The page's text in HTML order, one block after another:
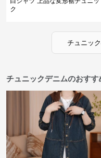
ク
チュニック
チュニックデニムのおすす